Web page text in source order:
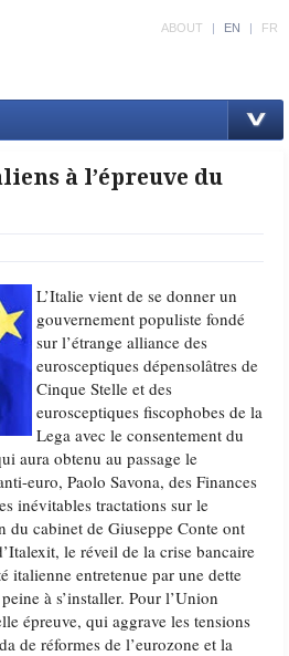
ABOUT | EN | FR
à l’épreuve du
L’Italie vient de se donner un
gouvernement populiste fondé
sur l’étrange alliance des
eurosceptiques dépensolâtres de
Cinque Stelle et des
eurosceptiques fiscophobes de la
Lega avec le consentement du
aura obtenu au passage le
euro, Paolo Savona, des Finances
inévitables tractations sur le
du cabinet de Giuseppe Conte ont
le réveil de la crise bancaire
italienne entretenue par une dette
à s’installer. Pour l’Union
épreuve, qui aggrave les tensions
de réformes de l’eurozone et la